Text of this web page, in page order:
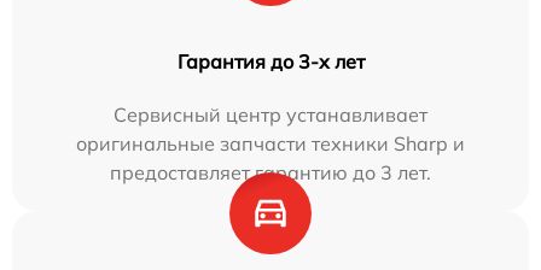
Гарантия до 3-х лет
Сервисный центр устанавливает
оригинальные запчасти техники Sharp и
предоставляет гарантию до 3 лет.